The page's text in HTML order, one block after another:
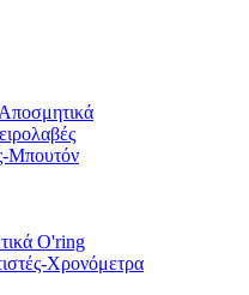
Μπουτόν
O'ring
Χρονόμετρα